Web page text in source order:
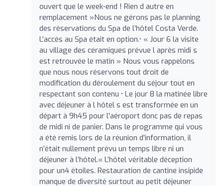
ouvert que le week-end ! Rien d autre en
remplacement »Nous ne gérons pas le planning
des réservations du Spa de l’hôtel Costa Verde.
L’accès au Spa était en option.• « Jour 6 la visite
au village des céramiques prévue l après midi s
est retrouvée le matin » Nous vous rappelons
que nous nous réservons tout droit de
modification du déroulement du séjour tout en
respectant son contenu • Le jour 8 la matinée libre
avec déjeuner à l hôtel s est transformée en un
départ à 9h45 pour l'aéroport donc pas de repas
de midi ni de panier. Dans le programme qui vous
a été remis lors de la réunion d’information, il
n’était nullement prévu un temps libre ni un
déjeuner à l’hôtel.« L’hôtel véritable déception
pour un4 étoiles. Restauration de cantine insipide
manque de diversité surtout au petit déjeuner